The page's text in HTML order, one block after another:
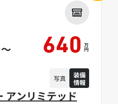
アンリミテッド
～ 640 万
円
写真
装備
情報